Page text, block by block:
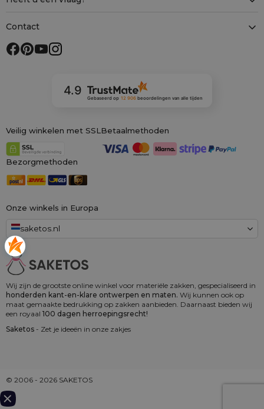
Wij zijn de grootste online winkel voor materiële zakken, gespecialiseerd in
honderden kant-en-klare ontwerpen en maten. Wij kunnen ook op
maat gemaakte bedrukking op zakken aanbieden. Daarnaast bieden wij
een royaal 100 dagen herroepingsrecht!
Saketos - Zet je ideeën in onze zakjes
Onze winkels in Europa
saketos.nl
Contact
4.9
Gebaseerd op 12 906 beoordelingenvan alle tijden
Veilig winkelen met SSL Betaalmethoden
Bezorgmethoden
© 2006 - 2026 SAKETOS